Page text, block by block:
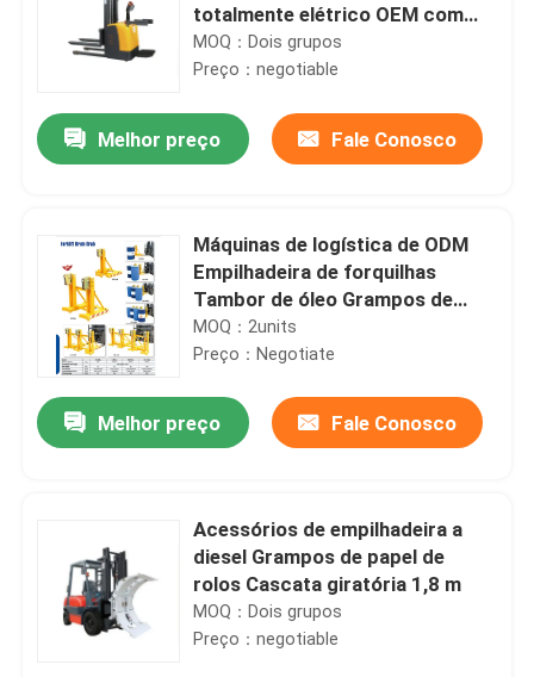
totalmente elétrico OEM com
garfo ajustável
MOQ：Dois grupos
Preço：negotiable
Melhor preço Fale Conosco
Máquinas de logística de ODM
Empilhadeira de forquilhas
Tambor de óleo Grampos de
elevação
MOQ：2units
Preço：Negotiate
Melhor preço Fale Conosco
Acessórios de empilhadeira a
diesel Grampos de papel de
rolos Cascata giratória 1,8 m
MOQ：Dois grupos
Preço：negotiable